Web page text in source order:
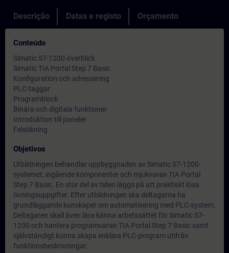
Descrição Datas e registo Orçamento
Conteúdo
Simatic S7-1200-överblick
Simatic TIA Portal Step 7 Basic
Konfiguration och adressering
PLC-taggar
Programblock
Binära och digitala funktioner
Introduktion till paneler
Felsökning
Objetivos
Utbildningen behandlar uppbyggnaden av Simatic S7-1200-
systemet, ingående komponenter och mjukvaran TIA Portal
Step 7 Basic. En stor del av tiden läggs på att praktiskt lösa
övningsuppgifter. Efter utbildningen ska deltagarna ha
grundläggande kunskaper om automatisering med PLC-system.
Deltagaren skall även lära känna arbetssättet för Simatic S7-
1200 och hantera programvaran TIA Portal Step 7 Basic samt
självständigt kunna skapa enklare PLC-program utifrån
funktionsbeskrivningar.